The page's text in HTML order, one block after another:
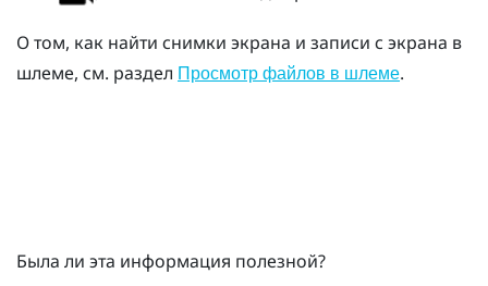
О том, как найти снимки экрана и записи с экрана в
шлеме, см. раздел Просмотр файлов в шлеме.
Была ли эта информация полезной?